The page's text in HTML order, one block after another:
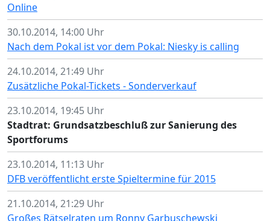
Online
30.10.2014, 14:00 Uhr
Nach dem Pokal ist vor dem Pokal: Niesky is calling
24.10.2014, 21:49 Uhr
Zusätzliche Pokal-Tickets - Sonderverkauf
23.10.2014, 19:45 Uhr
Stadtrat: Grundsatzbeschluß zur Sanierung des
Sportforums
23.10.2014, 11:13 Uhr
DFB veröffentlicht erste Spieltermine für 2015
21.10.2014, 21:29 Uhr
Großes Rätselraten um Ronny Garbuschewski